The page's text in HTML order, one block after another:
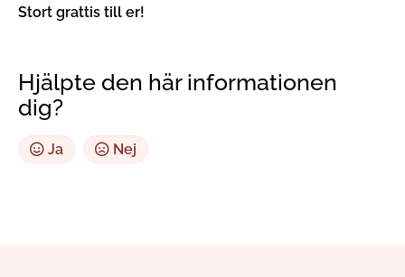
Stort grattis till er!
Hjälpte den här informationen
dig?
Ja Nej